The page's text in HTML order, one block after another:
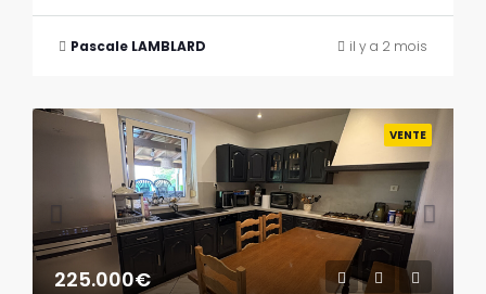
Pascale LAMBLARD il y a 2 mois
VENTE
225.000€
Previous Next